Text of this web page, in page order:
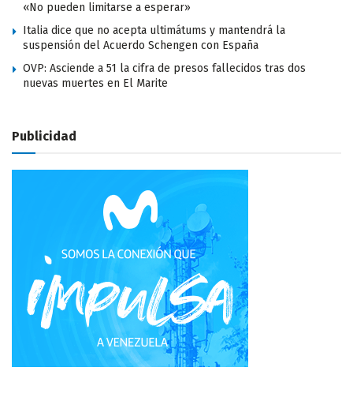
«No pueden limitarse a esperar»
Italia dice que no acepta ultimátums y mantendrá la
suspensión del Acuerdo Schengen con España
OVP: Asciende a 51 la cifra de presos fallecidos tras dos
nuevas muertes en El Marite
Publicidad